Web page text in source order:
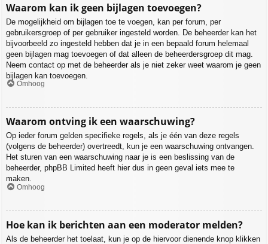
Waarom kan ik geen bijlagen toevoegen?
De mogelijkheid om bijlagen toe te voegen, kan per forum, per
gebruikersgroep of per gebruiker ingesteld worden. De beheerder kan het
bijvoorbeeld zo ingesteld hebben dat je in een bepaald forum helemaal
geen bijlagen mag toevoegen of dat alleen de beheerdersgroep dit mag.
Neem contact op met de beheerder als je niet zeker weet waarom je geen
bijlagen kan toevoegen.
Omhoog
Waarom ontving ik een waarschuwing?
Op ieder forum gelden specifieke regels, als je één van deze regels
(volgens de beheerder) overtreedt, kun je een waarschuwing ontvangen.
Het sturen van een waarschuwing naar je is een beslissing van de
beheerder, phpBB Limited heeft hier dus in geen geval iets mee te
maken.
Omhoog
Hoe kan ik berichten aan een moderator melden?
Als de beheerder het toelaat, kun je op de hiervoor dienende knop klikken